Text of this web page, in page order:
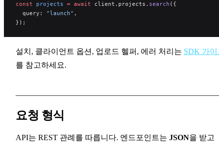
const projects = await client.projects. search ({
  query:
"launch" ,
});
설치, 클라이언트 옵션, 업로드 헬퍼, 에러 처리는 SDK 가
를 참고하세요.
요청 형식
API는 REST 관례를 따릅니다. 엔드포인트는 JSON을 받고